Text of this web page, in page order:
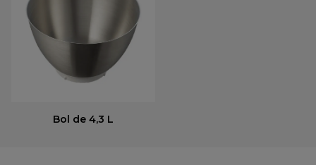
Bol de 4,3 L